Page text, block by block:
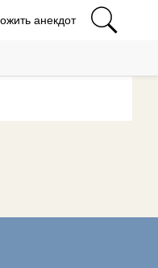
анекдот